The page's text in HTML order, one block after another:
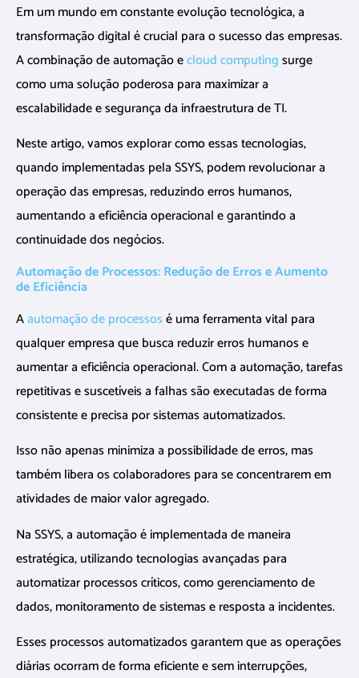
Em um mundo em constante evolução tecnológica, a
transformação digital é crucial para o sucesso das empresas.
A combinação de automação ecloud computingsurge
como uma solução poderosa para maximizar a
escalabilidade e segurança da infraestrutura de TI.
Neste artigo, vamos explorar como essas tecnologias,
quando implementadas pela SSYS, podem revolucionar a
operação das empresas, reduzindo erros humanos,
aumentando a eficiência operacional e garantindo a
continuidade dos negócios.
Automação de Processos: Redução de Erros e Aumento
de Eficiência
Aautomação de processosé uma ferramenta vital para
qualquer empresa que busca reduzir erros humanos e
aumentar a eficiência operacional. Com a automação, tarefas
repetitivas e suscetíveis a falhas são executadas de forma
consistente e precisa por sistemas automatizados.
Isso não apenas minimiza a possibilidade de erros, mas
também libera os colaboradores para se concentrarem em
atividades de maior valor agregado.
Na SSYS, a automação é implementada de maneira
estratégica, utilizando tecnologias avançadas para
automatizar processos críticos, como gerenciamento de
dados, monitoramento de sistemas e resposta a incidentes.
Esses processos automatizados garantem que as operações
diárias ocorram de forma eficiente e sem interrupções,